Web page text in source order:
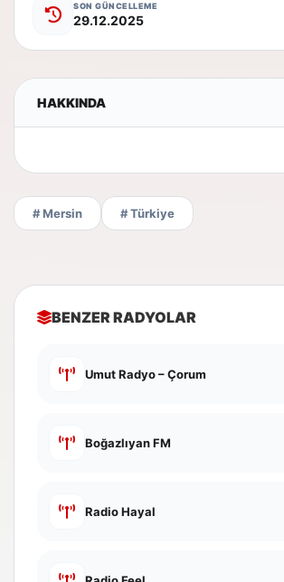
SON GÜNCELLEME
29.12.2025
HAKKINDA
# Mersin # Türkiye
BENZER RADYOLAR
Umut Radyo – Çorum
Boğazlıyan FM
Radio Hayal